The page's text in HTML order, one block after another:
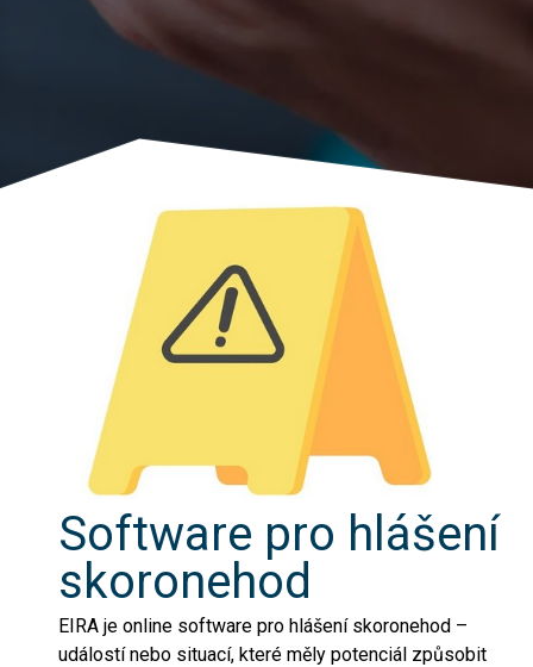
Software pro hlášení
skoronehod
EIRA je online software pro hlášení skoronehod –
událostí nebo situací, které měly potenciál způsobit